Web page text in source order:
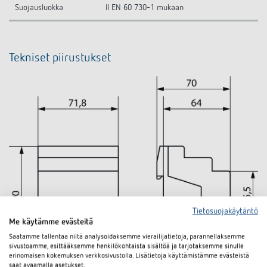
Suojausluokka II EN 60 730-1 mukaan
Tekniset piirustukset
Tietosuojakäytäntö
Me käytämme evästeitä
Saatamme tallentaa niitä analysoidaksemme vierailijatietoja, parannellaksemme
sivustoamme, esittääksemme henkilökohtaista sisältöä ja tarjotaksemme sinulle
erinomaisen kokemuksen verkkosivustolla. Lisätietoja käyttämistämme evästeistä
saat avaamalla asetukset.